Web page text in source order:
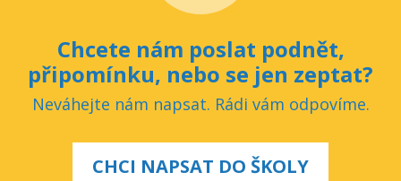
Chcete nám poslat podnět,
připomínku, nebo se jen zeptat?
Neváhejte nám napsat. Rádi vám odpovíme.
CHCI NAPSAT DO ŠKOLY